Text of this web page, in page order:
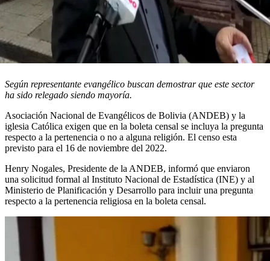
Según representante evangélico buscan demostrar que este sector
ha sido relegado siendo mayoría.
Asociación Nacional de Evangélicos de Bolivia (ANDEB) y la
iglesia Católica exigen que en la boleta censal se incluya la pregunta
respecto a la pertenencia o no a alguna religión. El censo esta
previsto para el 16 de noviembre del 2022.
Henry Nogales, Presidente de la ANDEB, informó que enviaron
una solicitud formal al Instituto Nacional de Estadística (INE) y al
Ministerio de Planificación y Desarrollo para incluir una pregunta
respecto a la pertenencia religiosa en la boleta censal.